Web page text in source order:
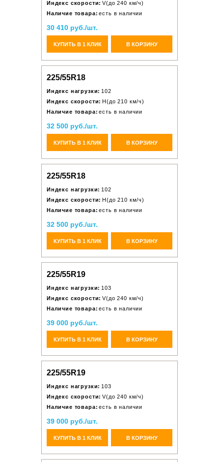
Индекс скорости: V(до 240 км/ч)
Наличие товара: есть в наличии
30 410 руб./шт.
КУПИТЬ В 1 КЛИК В КОРЗИНУ
225/55R18
Индекс нагрузки: 102
Индекс скорости: H(до 210 км/ч)
Наличие товара: есть в наличии
32 500 руб./шт.
КУПИТЬ В 1 КЛИК В КОРЗИНУ
225/55R18
Индекс нагрузки: 102
Индекс скорости: H(до 210 км/ч)
Наличие товара: есть в наличии
32 500 руб./шт.
КУПИТЬ В 1 КЛИК В КОРЗИНУ
225/55R19
Индекс нагрузки: 103
Индекс скорости: V(до 240 км/ч)
Наличие товара: есть в наличии
39 000 руб./шт.
КУПИТЬ В 1 КЛИК В КОРЗИНУ
225/55R19
Индекс нагрузки: 103
Индекс скорости: V(до 240 км/ч)
Наличие товара: есть в наличии
39 000 руб./шт.
КУПИТЬ В 1 КЛИК В КОРЗИНУ